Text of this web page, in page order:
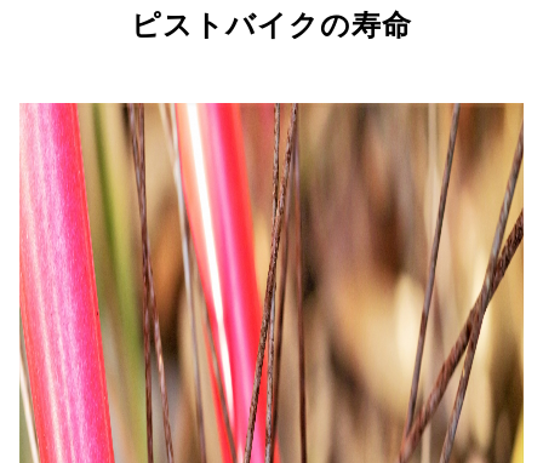
ピストバイクの寿命